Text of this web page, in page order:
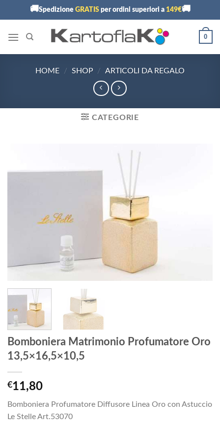
🚚Spedizione GRATISper ordini superiori a 149€🚚
0
HOME / SHOP / ARTICOLI DA REGALO
CATEGORIE
Bomboniera Matrimonio Profumatore Oro
13,5×16,5×10,5
€11,80
Bomboniera Profumatore Diffusore Linea Oro con Astuccio
Le Stelle Art.53070